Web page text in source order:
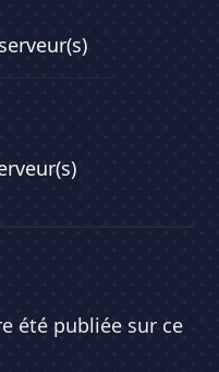
été publiée sur ce